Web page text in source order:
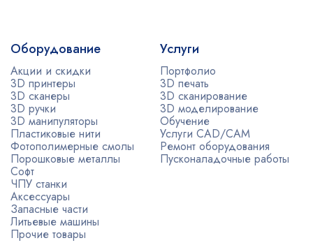
Оборудование
Акции и скидки
3D принтеры
3D сканеры
3D ручки
3D манипуляторы
Пластиковые нити
Фотополимерные смолы
Порошковые металлы
Софт
ЧПУ станки
Аксессуары
Запасные части
Литьевые машины
Прочие товары
Услуги
Портфолио
3D печать
3D сканирование
3D моделирование
Обучение
Услуги CAD/CAM
Ремонт оборудования
Пусконаладочные работы